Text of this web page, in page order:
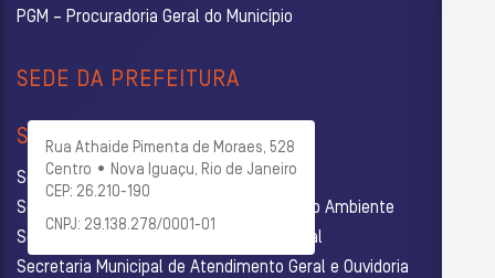
PGM – Procuradoria Geral do Município
SEDE DA PREFEITURA
Rua Athaide Pimenta de Moraes, 528
Centro • Nova Iguaçu, Rio de Janeiro
CEP: 26.210-190
CNPJ: 29.138.278/0001-01
SECRETARIAS
Secretaria Municipal de Administração
Secretaria Municipal de Agricultura e Meio Ambiente
Secretaria Municipal de Assistência Social
Secretaria Municipal de Atendimento Geral e Ouvidoria